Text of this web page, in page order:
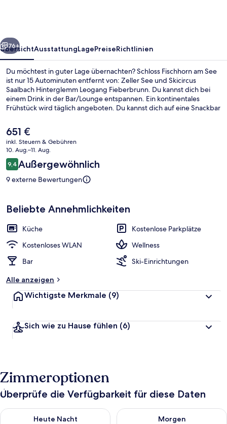
Weiter
76+
ÜbersichtAusstattungLagePreiseRichtlinien
Du möchtest in guter Lage übernachten? Schloss Fischhorn am See
ist nur 15 Autominuten entfernt von: Zeller See und Skicircus
Saalbach Hinterglemm Leogang Fieberbrunn. Du kannst dich bei
einem Drink in der Bar/Lounge entspannen. Ein kontinentales
Frühstück wird täglich angeboten. Du kannst dich auf eine Snackbar
Mikrowellen versehen.
Der
aktuelle
Preis
beträgt
651 €.
651 €
inkl. Steuern & Gebühren
10. Aug.–11. Aug.
Bewertungen
9,49,4 von 10.
Außergewöhnlich
9 externe Bewertungen
Beliebte Annehmlichkeiten
Küche
Kostenlose Parkplätze
Kostenloses WLAN
Wellness
Bar
Ski-Einrichtungen
Alle anzeigen
Wichtigste Merkmale (9)
Sich wie zu Hause fühlen (6)
Zimmeroptionen
Überprüfe die Verfügbarkeit für diese Daten
Heute Nacht
Überprüfe die Verfügbarkeit für heute Nacht, Aug. 7 - Aug. 8.
Morgen
Überprüfe die Verfügbarkeit